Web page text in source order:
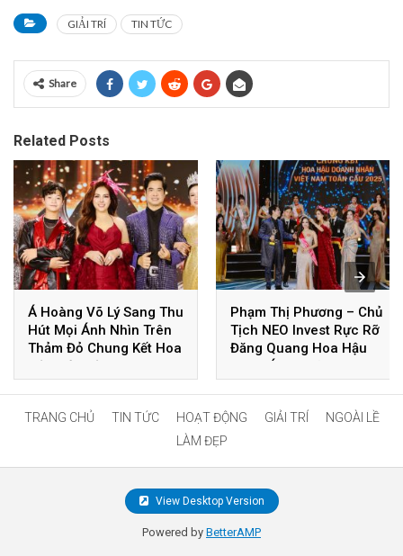
GIẢI TRÍ TIN TỨC
Share
Related Posts
Á Hoàng Võ Lý Sang Thu
Hút Mọi Ánh Nhìn Trên
Thảm Đỏ Chung Kết Hoa
Hậu Với Diện Mạo Sang
Trọng, Quý Phái
Phạm Thị Phương – Chủ
Tịch NEO Invest Rực Rỡ
Đăng Quang Hoa Hậu
Nhân Ái Tại Vĩnh Phúc
TRANG CHỦ TIN TỨC HOẠT ĐỘNG GIẢI TRÍ
NGOÀI LỀ
LÀM ĐẸP
View Desktop Version
Powered by BetterAMP